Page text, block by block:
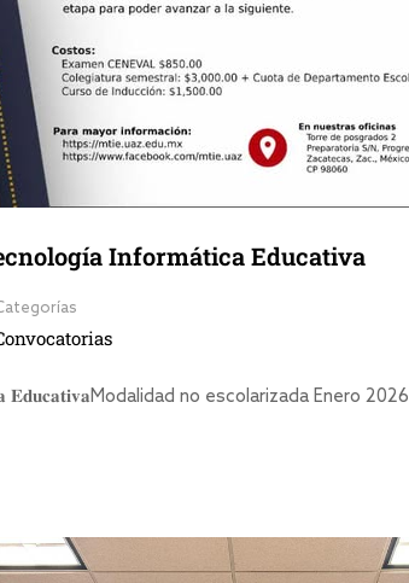
Informática Educativa
𝐄𝐝𝐮𝐜𝐚𝐭𝐢𝐯𝐚Modalidad no escolarizada Enero 2026